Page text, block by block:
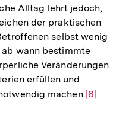
Alltag lehrt jedoch,
der praktischen
selbst wenig
wann bestimmte
Veränderungen
erfüllen und
machen.Zur
[6]